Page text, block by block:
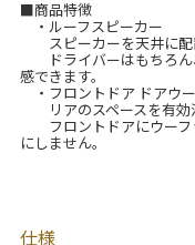
■商品特徴
・ルーフスピーカー
スピーカーを天井に配
ドライバーはもちろん
感できます。
・フロントドア ドアウ
リアのスペースを有効
フロントドアにウーフ
にしません。
仕様